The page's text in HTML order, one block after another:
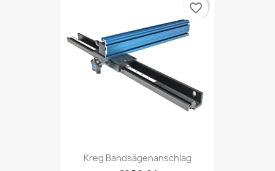
Kreg Bandsägenanschlag
favorite_border